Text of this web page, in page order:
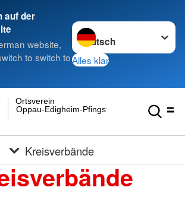
auf der
website,
to switch to
Sprache wechseln zu
Alles klar
Oppau-Edigheim-Pfingstweide e.V.
Ortsverein
Kreisverbände